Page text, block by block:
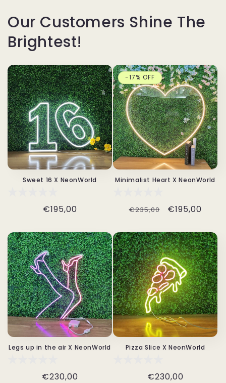
Our Customers Shine The
Brightest!
Sweet 16 X NeonWorld
Normale
€195,00
-17% OFF
Minimalist Heart X NeonWorld
Normale
€235,00 €195,00
Legs up in the air X NeonWorld
Normale
€230,00
Pizza Slice X NeonWorld
Normale
€230,00